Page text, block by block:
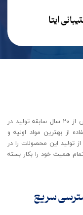
ایتا
شرکت تجهیزات توانبخشی رهاورد مهر ایرانیان با بیش از 20 سال سابقه تولید در
از بهترین مواد اولیه و
تولید این محصولات را در
همیت خود را بکار بسته
سریع